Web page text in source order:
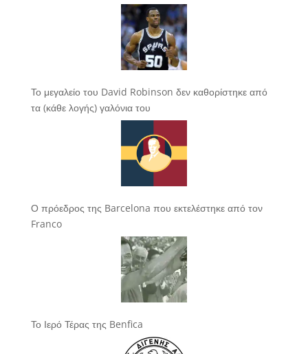
Το μεγαλείο του David Robinson δεν καθορίστηκε από
τα (κάθε λογής) γαλόνια του
Ο πρόεδρος της Barcelona που εκτελέστηκε από τον
Franco
Το Ιερό Τέρας της Benfica